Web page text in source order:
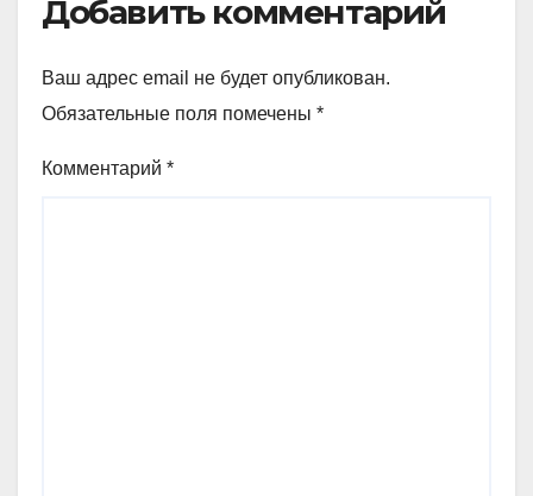
Добавить комментарий
Ваш адрес email не будет опубликован.
Обязательные поля помечены *
Комментарий *